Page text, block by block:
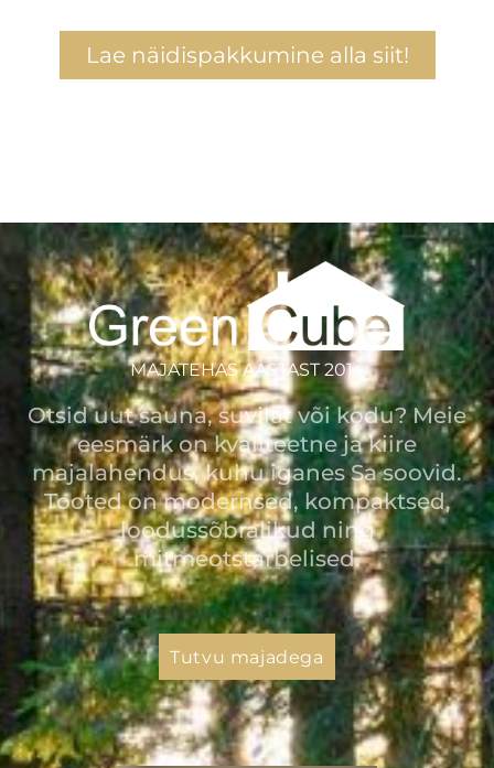
Lae näidispakkumine alla siit!
MAJATEHAS AASTAST 2014
Otsid uut sauna, suvilat või kodu? Meie
eesmärk on kvaliteetne ja kiire
majalahendus, kuhu iganes Sa soovid.
Tooted on modernsed, kompaktsed,
loodussõbralikud ning
mitmeotstarbelised.
Tutvu majadega